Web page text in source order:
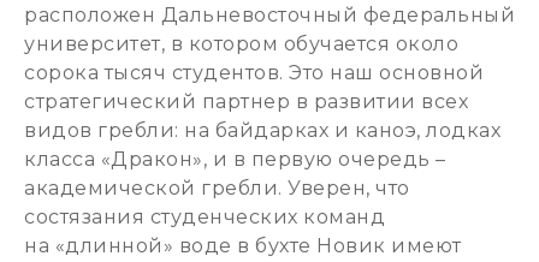
расположен Дальневосточный федеральный
университет, в котором обучается около
сорока тысяч студентов. Это наш основной
стратегический партнер в развитии всех
видов гребли: на байдарках и каноэ, лодках
класса «Дракон», и в первую очередь –
академической гребли. Уверен, что
состязания студенческих команд
на «длинной» воде в бухте Новик имеют